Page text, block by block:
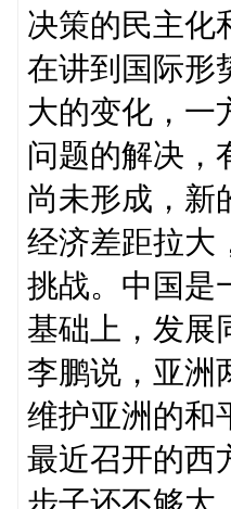
决策的民主化
在讲到国际形
大的变化，一
问题的解决，
尚未形成，新
经济差距拉大
挑战。中国是
基础上，发展
李鹏说，亚洲
维护亚洲的和
最近召开的西